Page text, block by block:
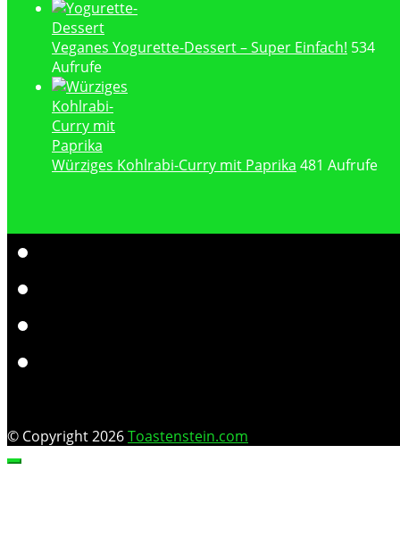
Veganes Yogurette-Dessert – Super Einfach! 534
Aufrufe
Würziges Kohlrabi-Curry mit Paprika 481 Aufrufe
© Copyright 2026Toastenstein.com